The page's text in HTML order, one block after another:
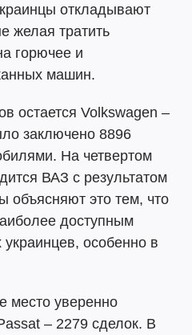
откладывают
желая тратить
горючее и
машин.
остается Volkswagen –
заключено 8896
На четвертом
ВАЗ с результатом
объясняют это тем, что
доступным
особенно в
место уверенно
– 2279 сделок. В